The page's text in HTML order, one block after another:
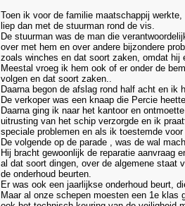
Toen ik voor de familie maatschappij
liep dan met de stuurman rond de vis.
De stuurman was de man die
over met hem en over andere bijzondere
zoals winches en dat soort zaken, omdat hij
Meestal vroeg ik hem ook of er onder de
volgen en dat soort zaken..
Daarna begon de afslag rond half acht en ik
De verkoper was een knaap die Percie
Daarna ging ik naar het kantoor en
uitrusting van het schip verzorgde en ik
speciale problemen en als ik toestemde
De volgende op de parade , was de wal
Hij bracht gewoonlijk de reparatie aanvraag
al dat soort dingen, over de algemene staat
de onderhoud beurten.
Er was ook een jaarlijkse onderhoud beurt,
Maar al onze schepen moesten een 1e klas